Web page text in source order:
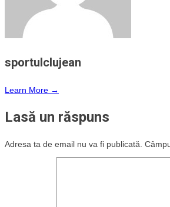
sportulclujean
Learn More →
Lasă un răspuns
Adresa ta de email nu va fi publicată.